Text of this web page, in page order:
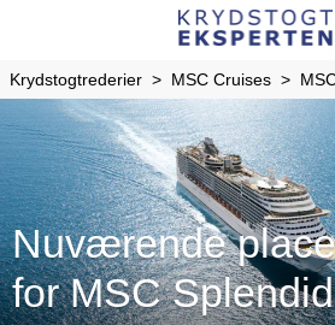
Krydstogtrederier MSC Cruises
Nuværende
for MSC